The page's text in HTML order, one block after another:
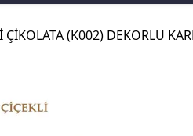
ÇİKOLATA (K002) DEKORLU